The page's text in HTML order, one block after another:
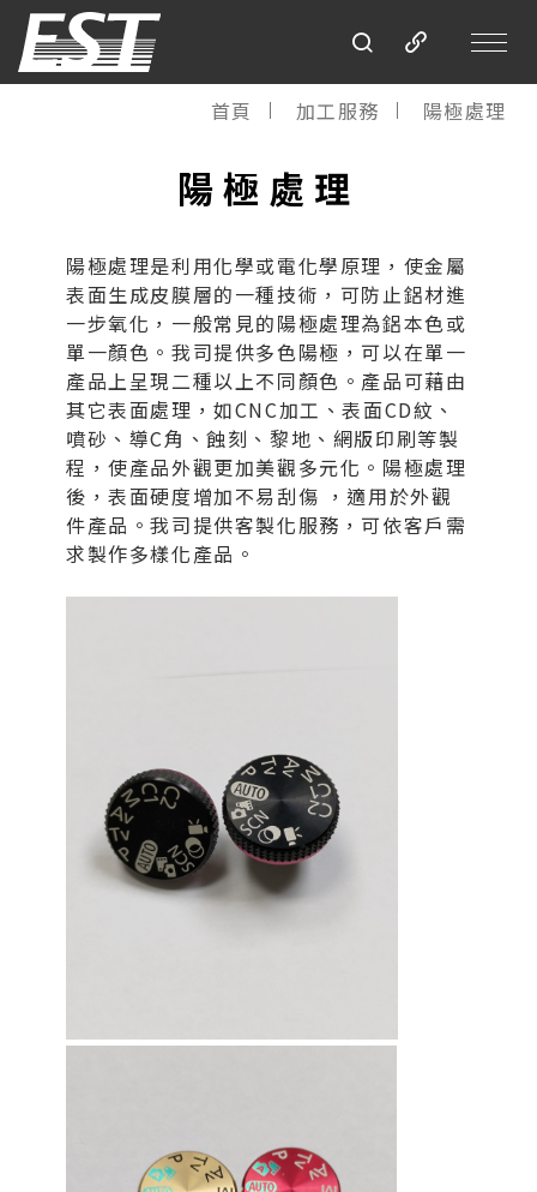
首頁 加工服務 陽極處理
陽極處理
陽極處理是利用化學或電化學原理，使金屬
表面生成皮膜層的一種技術，可防止鋁材進
一步氧化，一般常見的陽極處理為鋁本色或
單一顏色。我司提供多色陽極，可以在單一
產品上呈現二種以上不同顏色。產品可藉由
其它表面處理，如CNC加工、表面CD紋、
噴砂、導C角、蝕刻、黎地、網版印刷等製
程，使產品外觀更加美觀多元化。陽極處理
後，表面硬度增加不易刮傷 ，適用於外觀
件產品。我司提供客製化服務，可依客戶需
求製作多樣化產品。